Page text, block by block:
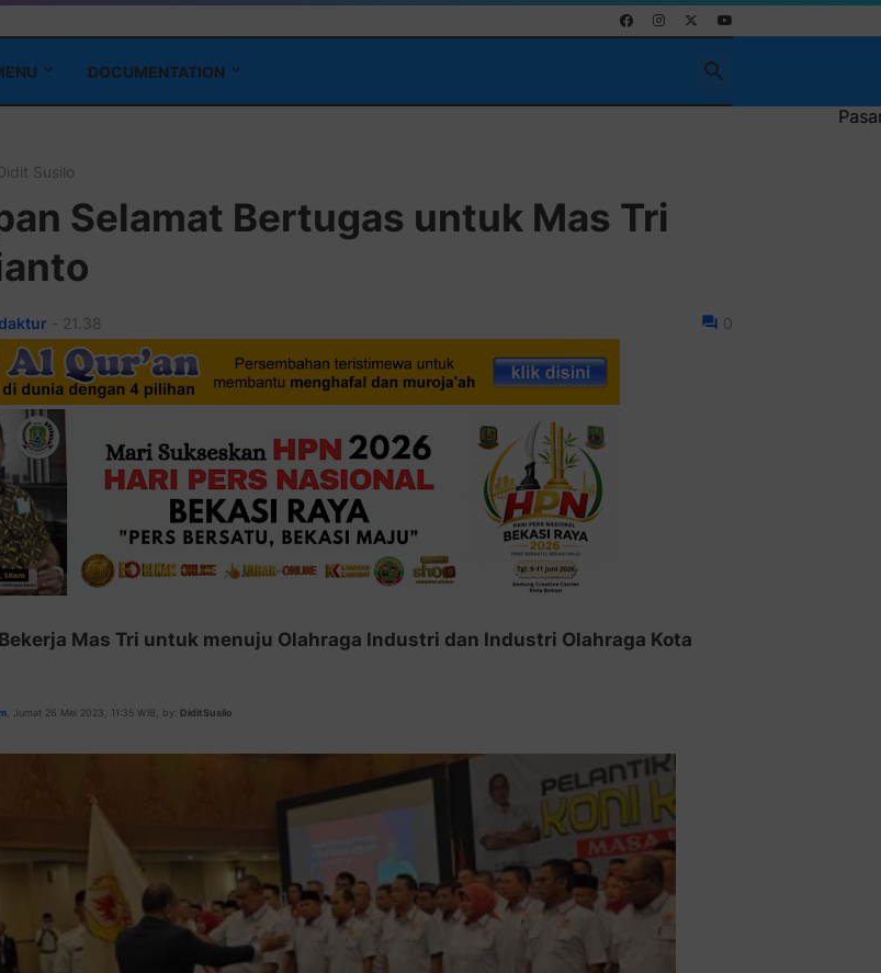
DOCUMENTATION
Pasang Iklan Running
Susilo
Selamat Bertugas untuk Mas Tri
- 21.38 0
Mas Tri untuk menuju Olahraga Industri dan Industri Olahraga Kota
, Jumat 26 Mei 2023, 11:35 WIB, by: DiditSusilo